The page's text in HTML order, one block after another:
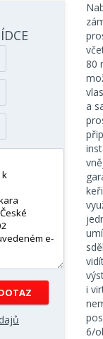
80
a
i
6/